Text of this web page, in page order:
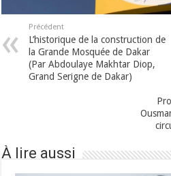
Précédent
L’historique de la construction de
la Grande Mosquée de Dakar
(Par Abdoulaye Makhtar Diop,
Grand Serigne de Dakar)
À lire aussi